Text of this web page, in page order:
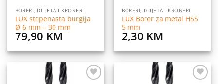
BORERI, DLIJETA I KRONERI
LUX stepenasta burgija
Ø 6 mm – 30 mm
79,90 KM
BORERI, DLIJETA I KRONERI
LUX Borer za metal HSS
5 mm
2,30 KM